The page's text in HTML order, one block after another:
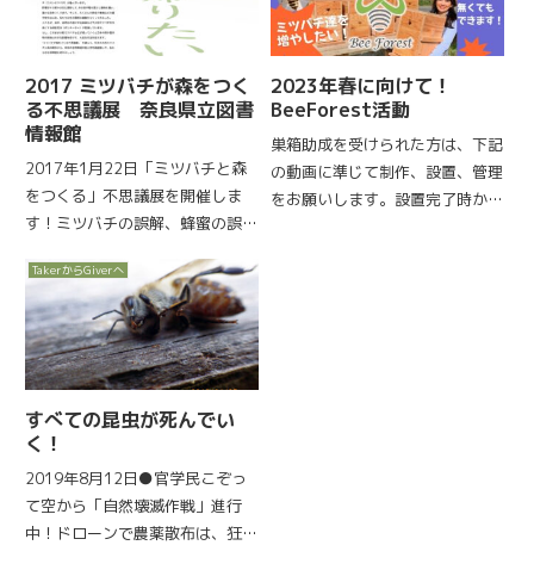
青葉仁会、大和ミツバチ研...
2017 ミツバチが森をつく
る不思議展 奈良県立図書
情報館
2017年1月22日「ミツバチと森
をつくる」不思議展を開催しま
す！ミツバチの誤解、蜂蜜の誤
議・・・！小学生から大人まで、
そして里山活動や、森作り、環境
保護活動の専門家までを対象とし
た、分かりやすい内容となってい
ます。会...
2023年春に向けて！
BeeForest活動
巣箱助成を受けられた方は、下記
の動画に準じて制作、設置、管理
をお願いします。設置完了時か
TakerからGiverへ
すべての昆虫が死んでい
く！
2019年8月12日●官学民こぞっ
て空から「自然壊滅作戦」進行
中！ドローンで農薬散布は、狂気